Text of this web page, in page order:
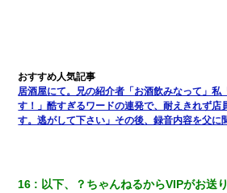
小学生の息子が急に様子がおかしくなっ
『わかんない！』って怒鳴り付けてくる
「話してみるよ」→ 後日・・・
居酒屋にて。兄の紹介者「お酒飲みなって」私
す！」酷すぎるワードの連発で、耐えきれず店
す。逃がして下さい」その後、録音内容を父に
16 以下、？ちゃんねるからVIPがお送